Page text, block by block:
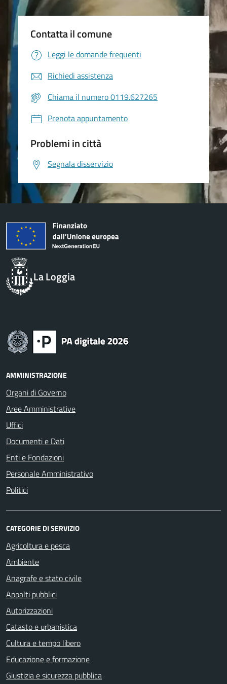
Contatta il comune
Leggi le domande frequenti
Richiedi assistenza
Chiama il numero 0119.627265
Prenota appuntamento
Problemi in città
Segnala disservizio
La Loggia
AMMINISTRAZIONE
Organi di Governo
Aree Amministrative
Uffici
Documenti e Dati
Enti e Fondazioni
Personale Amministrativo
Politici
CATEGORIE DI SERVIZIO
Agricoltura e pesca
Ambiente
Anagrafe e stato civile
Appalti pubblici
Autorizzazioni
Catasto e urbanistica
Cultura e tempo libero
Educazione e formazione
Giustizia e sicurezza pubblica